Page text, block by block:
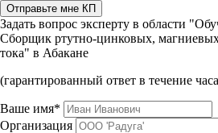
Отправьте мне КП
Задать вопрос эксперту в области
Сборщик ртутно-цинковых,
тока" в Абакане
(гарантированный ответ в течение
Ваше имя*
Организация